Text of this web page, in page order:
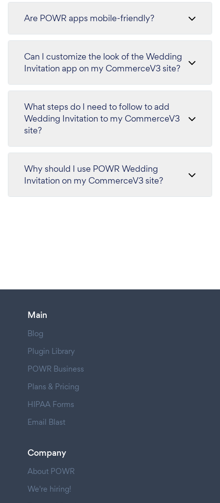
Are POWR apps mobile-friendly?
Can I customize the look of the Wedding
Invitation app on my CommerceV3 site?
What steps do I need to follow to add
Wedding Invitation to my CommerceV3
site?
Why should I use POWR Wedding
Invitation on my CommerceV3 site?
Main
Blog
Plugin Library
POWR Business
Plans & Pricing
HIPAA Forms
Email Blast
Company
About POWR
We're hiring!